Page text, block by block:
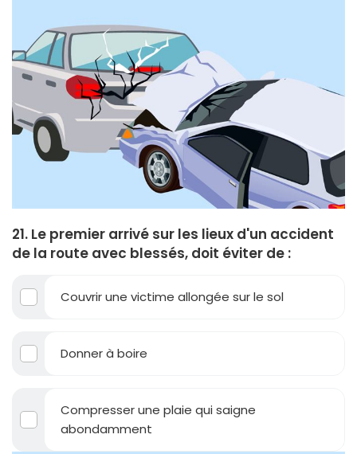
21. Le premier arrivé sur les lieux d'un accident
de la route avec blessés, doit éviter de :
Couvrir une victime allongée sur le sol
Donner à boire
Compresser une plaie qui saigne
abondamment